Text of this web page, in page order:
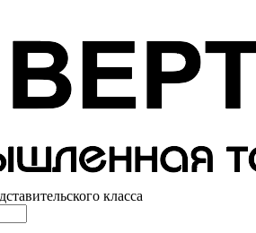
класса